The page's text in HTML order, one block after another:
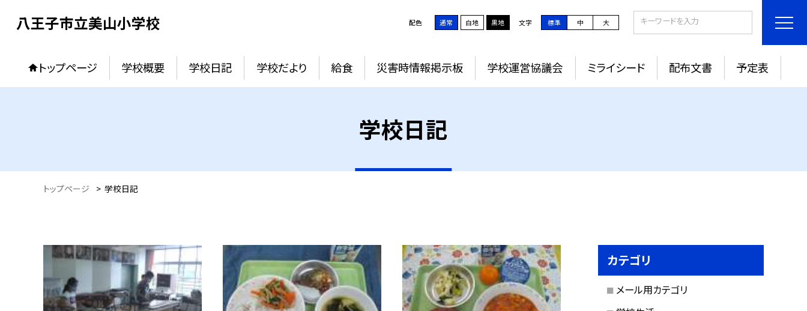
八王子市立美山小学校 配色 通常 白地 黒地 文字 標準 中 大
トップページ 学校概要 学校日記 学校だより 給食 災害時情報掲示板 学校運営協議会 ミライシード 配布文書 予定表
学校日記
トップページ > 学校日記
カテゴリ
メール用カテゴリ